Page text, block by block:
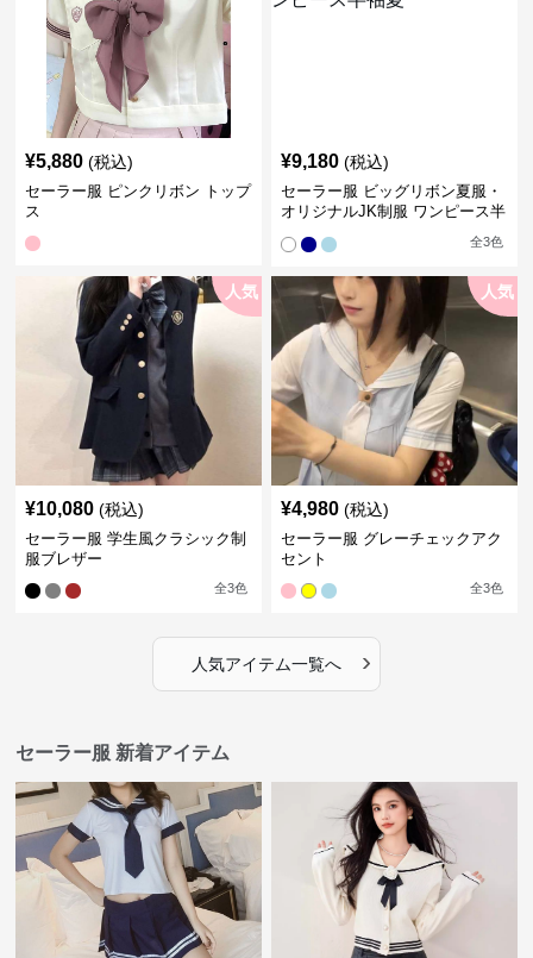
¥5,880 (税込)
セーラー服 ピンクリボン トップ
ス
¥9,180 (税込)
セーラー服 ビッグリボン夏服・
オリジナルJK制服 ワンピース半
全3色
人気
¥10,080 (税込)
セーラー服 学生風クラシック制
服ブレザー
全3色
人気
¥4,980 (税込)
セーラー服 グレーチェックアク
セント
全3色
人気アイテム一覧へ ›
セーラー服 新着アイテム